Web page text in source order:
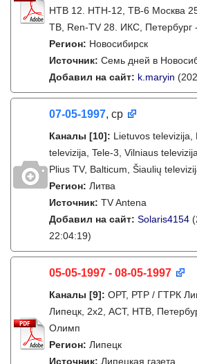
НТВ 12. НТН-12, ТВ-6 Москва
ТВ, Ren-TV 28. ИКС, Петербург
Регион: Новосибирск
Источник: Семь дней в
Добавил на сайт: k.maryin
07-05-1997, ср
Каналы [10]: Lietuvos televizija,
televizija, Tele-3, Vilniaus
Plius TV, Balticum, Šiaulių
Регион: Литва
Источник: TV Antena
Добавил на сайт: Solaris4154
22:04:19)
05-05-1997 - 08-05-1997
Каналы [9]: ОРТ, РТР / ГТРК
Липецк, 2х2, АСТ, НТВ,
Олимп
Регион: Липецк
Источник: Липецкая газета